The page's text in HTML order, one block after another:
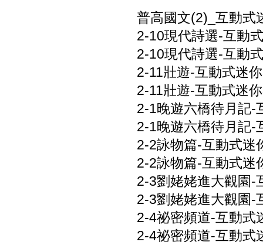
普高國文(2)_互動式
2-10現代詩選-互動
2-10現代詩選-互動
2-11壯遊-互動式迷
2-11壯遊-互動式迷
2-1晚遊六橋待月記-
2-1晚遊六橋待月記-
2-2詠物篇-互動式迷
2-2詠物篇-互動式迷
2-3劉姥姥進大觀園-
2-3劉姥姥進大觀園-
2-4祕密頻道-互動式
2-4祕密頻道-互動式